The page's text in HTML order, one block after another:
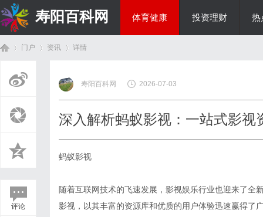
寿阳百科网 体育健康 投资理财 热
门户 资讯
›
详情
评论
寿阳百科网 2026-07-03
深入解析蚂蚁影视：一站式影视
蚂蚁影视
随着互联网技术的飞速发展，影视娱乐行业也迎来了
影视，以其丰富的资源库和优质的用户体验迅速赢得了